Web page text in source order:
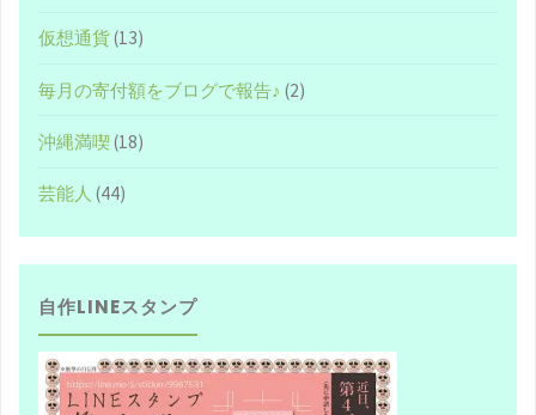
仮想通貨(13)
毎月の寄付額をブログで報告♪ (2)
沖縄満喫 (18)
芸能人 (44)
自作LINEスタンプ